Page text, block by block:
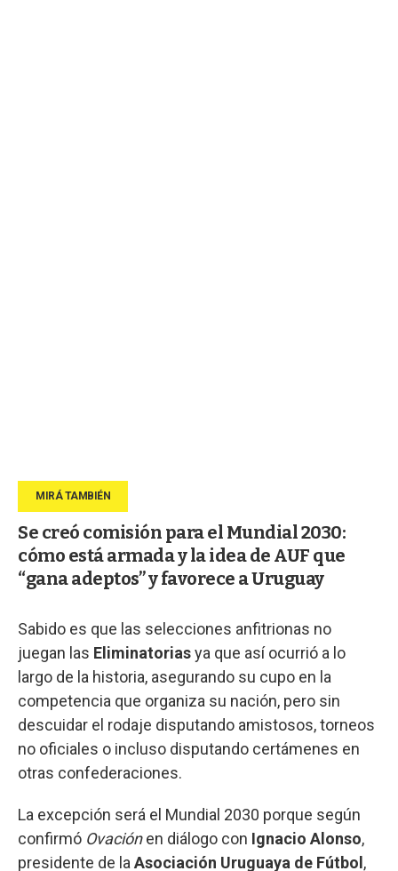
Se creó comisión para el Mundial 2030:
cómo está armada y la idea de AUF que
“gana adeptos” y favorece a Uruguay
Sabido es que las selecciones anfitrionas no
juegan las Eliminatoriasya que así ocurrió a lo
largo de la historia, asegurando su cupo en la
competencia que organiza su nación, pero sin
descuidar el rodaje disputando amistosos, torneos
no oficiales o incluso disputando certámenes en
otras confederaciones.
La excepción será el Mundial 2030 porque según
confirmó Ovaciónen diálogo con Ignacio Alonso,
presidente de la Asociación Uruguaya de Fútbol ,